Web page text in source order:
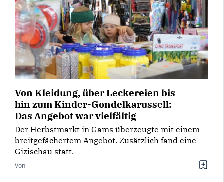
Von Kleidung, über Leckereien bis
hin zum Kinder-Gondelkarussell:
Das Angebot war vielfältig
Der Herbstmarkt in Gams überzeugte mit einem
breitgefächertem Angebot. Zusätzlich fand eine
Gizischau statt.
Von